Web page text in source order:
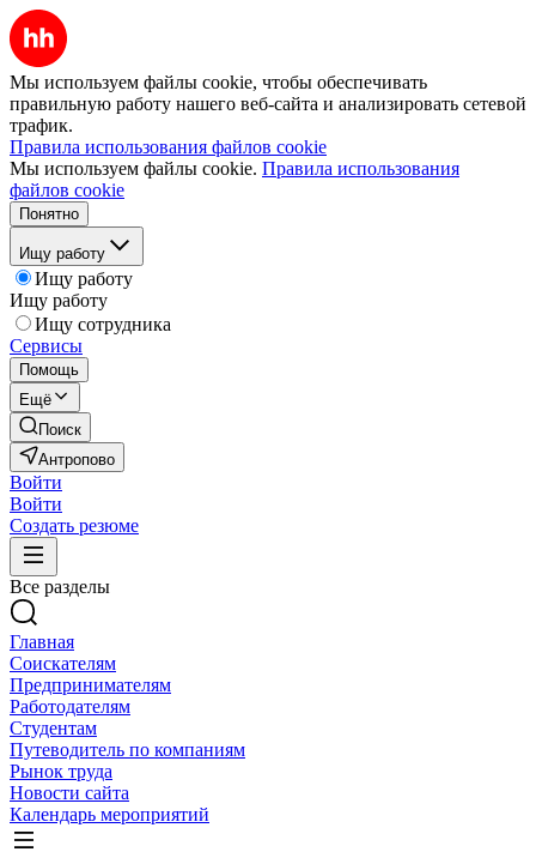
Мы используем файлы cookie, чтобы обеспечивать
правильную работу нашего веб-сайта и анализировать сетевой
трафик.
Правила использования файлов cookie
Мы используем файлы cookie. Правила использования
файлов cookie
Понятно
Ищу работу
Ищу работу
Ищу работу
Ищу сотрудника
Сервисы
Помощь
Ещё
Поиск
Антропово
Войти
Войти
Создать резюме
Все разделы
Главная
Соискателям
Предпринимателям
Работодателям
Студентам
Путеводитель по компаниям
Рынок труда
Новости сайта
Календарь мероприятий